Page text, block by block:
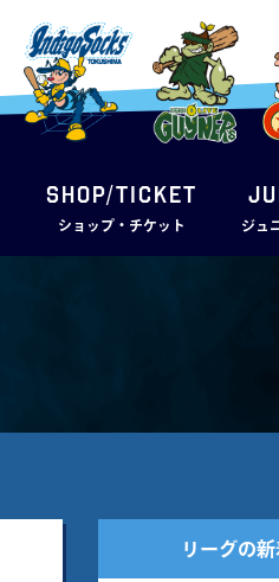
SHOP/TICKET
ショップ・チケット ジュ
リーグの